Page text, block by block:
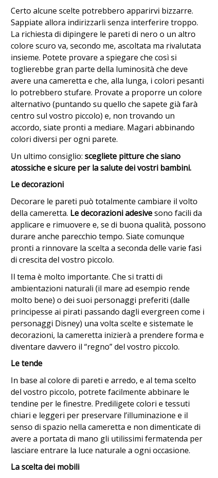
Certo alcune scelte potrebbero apparirvi bizzarre.
Sappiate allora indirizzarli senza interferire troppo.
La richiesta di dipingere le pareti di nero o un altro
colore scuro va, secondo me, ascoltata ma rivalutata
insieme. Potete provare a spiegare che così si
toglierebbe gran parte della luminosità che deve
avere una cameretta e che, alla lunga, i colori pesanti
lo potrebbero stufare. Provate a proporre un colore
alternativo (puntando su quello che sapete già farà
centro sul vostro piccolo) e, non trovando un
accordo, siate pronti a mediare. Magari abbinando
colori diversi per ogni parete.
Un ultimo consiglio:scegliete pitture che siano
atossiche e sicure per la salute dei vostri bambini.
Le decorazioni
Decorare le pareti può totalmente cambiare il volto
della cameretta. Le decorazioni adesivesono facili da
applicare e rimuovere e, se di buona qualità, possono
durare anche parecchio tempo. Siate comunque
pronti a rinnovare la scelta a seconda delle varie fasi
di crescita del vostro piccolo.
Il tema è molto importante. Che si tratti di
ambientazioni naturali (il mare ad esempio rende
molto bene) o dei suoi personaggi preferiti (dalle
principesse ai pirati passando dagli evergreen come i
personaggi Disney) una volta scelte e sistemate le
decorazioni, la cameretta inizierà a prendere forma e
diventare davvero il “regno” del vostro piccolo.
Le tende
In base al colore di pareti e arredo, e al tema scelto
del vostro piccolo, potrete facilmente abbinare le
tendine per le finestre. Prediligete colori e tessuti
chiari e leggeri per preservare l’illuminazione e il
senso di spazio nella cameretta e non dimenticate di
avere a portata di mano gli utilissimi fermatenda per
lasciare entrare la luce naturale a ogni occasione.
La scelta dei mobili